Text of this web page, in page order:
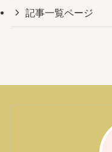
記事一覧ページ